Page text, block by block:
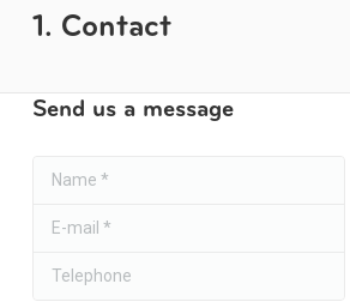
1. Contact
Send us a message
Name *
E-mail *
Telephone